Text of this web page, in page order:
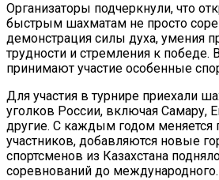
Организаторы подчеркнули, что
быстрым шахматам не просто
демонстрация силы духа, умения
трудности и стремления к победе.
принимают участие особенные
Для участия в турнире приехали
уголков России, включая Самару,
другие. С каждым годом меняется
участников, добавляются новые
спортсменов из Казахстана
соревнований до международного.